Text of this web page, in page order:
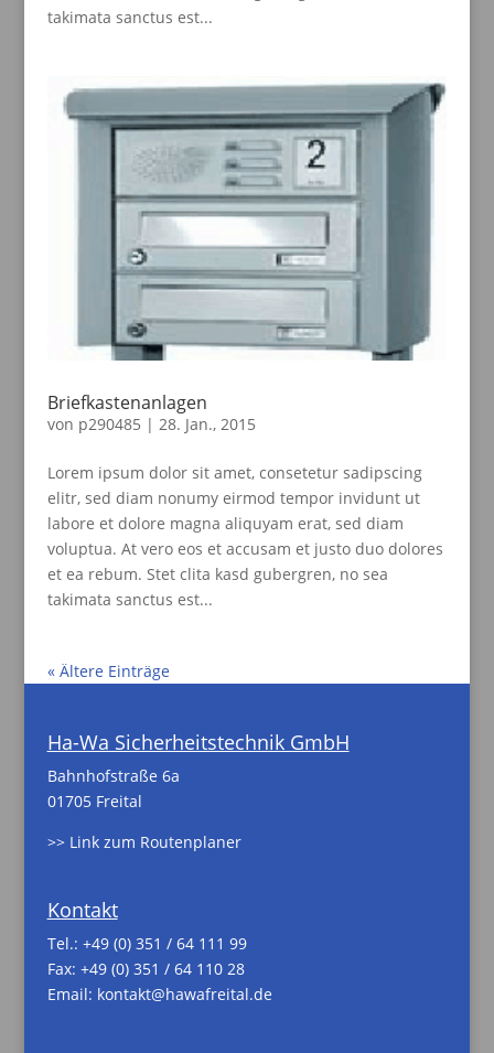
takimata sanctus est...
Briefkastenanlagen
von p290485 | 28. Jan., 2015
Lorem ipsum dolor sit amet, consetetur sadipscing
elitr, sed diam nonumy eirmod tempor invidunt ut
labore et dolore magna aliquyam erat, sed diam
voluptua. At vero eos et accusam et justo duo dolores
et ea rebum. Stet clita kasd gubergren, no sea
takimata sanctus est...
« Ältere Einträge
Ha-Wa Sicherheitstechnik GmbH
Bahnhofstraße 6a
01705 Freital
>> Link zum Routenplaner
Kontakt
Tel.: +49 (0) 351 / 64 111 99
Fax: +49 (0) 351 / 64 110 28
Email: kontakt@hawafreital.de